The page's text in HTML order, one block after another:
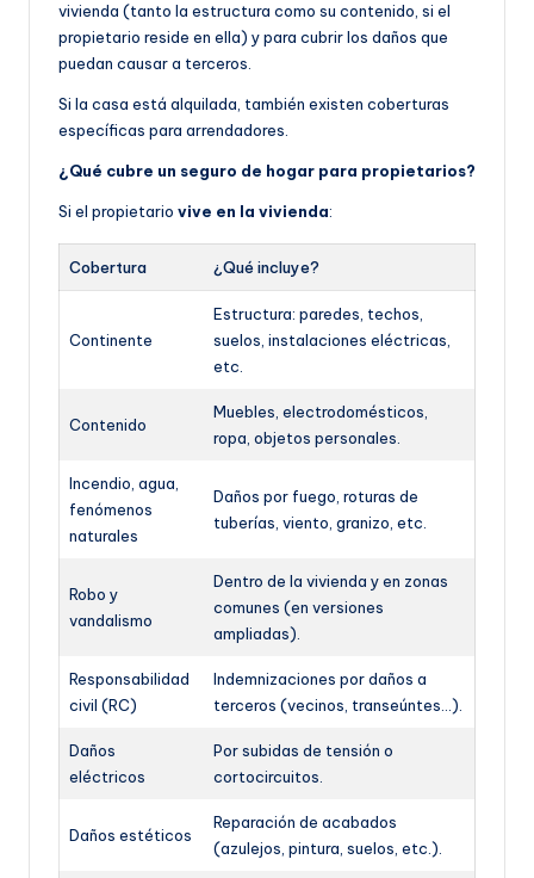
vivienda (tanto la estructura como su contenido, si el
propietario reside en ella) y para cubrir los daños que
puedan causar a terceros.
Si la casa está alquilada, también existen coberturas
específicas para arrendadores.
¿Qué cubre un seguro de hogar para propietarios?
Si el propietario vive en la vivienda:
Cobertura ¿Qué incluye?
Continente
Estructura: paredes, techos,
suelos, instalaciones eléctricas,
etc.
Contenido
Muebles, electrodomésticos,
ropa, objetos personales.
Incendio, agua,
fenómenos
naturales
Daños por fuego, roturas de
tuberías, viento, granizo, etc.
Robo y
vandalismo
Dentro de la vivienda y en zonas
comunes (en versiones
ampliadas).
Responsabilidad
civil (RC)
Indemnizaciones por daños a
terceros (vecinos, transeúntes…).
Daños
eléctricos
Por subidas de tensión o
cortocircuitos.
Daños estéticos
Reparación de acabados
(azulejos, pintura, suelos, etc.).